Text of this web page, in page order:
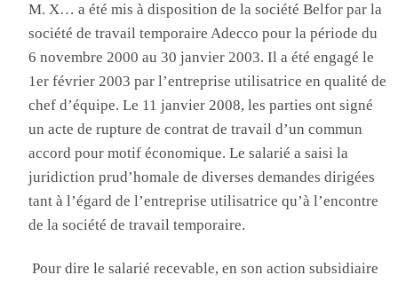
M. X… a été mis à disposition de la sociétéBelfor par la
société de travail temporaireAdecco pour la période du
6 novembre 2000 au 30 janvier 2003. Ila été engagé le
1er février 2003 par l’entreprise utilisatrice en qualité de
chef d’équipe. Le 11 janvier 2008, les parties ont signé
un acte de rupture de contrat de travail d’un commun
accord pour motif économique. Lesalarié a saisi la
juridiction prud’homale de diverses demandes dirigées
tant à l’égard de l’entreprise utilisatrice qu’à l’encontre
de la société de travail temporaire.
Pour direle salarié recevable, en son action subsidiaire